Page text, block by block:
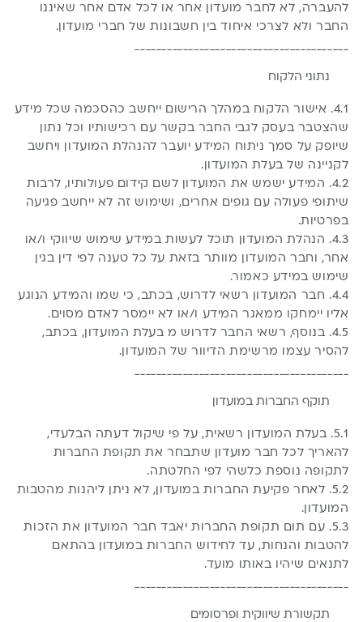
להעברה, לא לחבר מועדון אחר או לכל אדם אחר שאיננו
החבר ולא לצרכי איחוד בין חשבונות של חברי מועדון.
נתוני הלקוח
4.1. אישור הלקוח במהלך הרישום ייחשב כהסכמה שכל מידע
שהצטבר בעסק לגבי החבר בקשר עם רכישותיו וכל נתון
שיופק על סמך ניתוח המידע יועבר להנהלת המועדון ויחשב
לקניינה של בעלת המועדון.
4.2. המידע ישמש את המועדון לשם קידום פעולותיו, לרבות
שיתופי פעולה עם גופים אחרים, ושימוש זה לא ייחשב פגיעה
בפרטיות.
4.3. הנהלת המועדון תוכל לעשות במידע שימוש שיווקי ו/או
אחר, וחבר המועדון מוותר בזאת על כל טענה לפי דין בגין
שימוש במידע כאמור.
4.4. חבר המועדון רשאי לדרוש, בכתב, כי שמו והמידע הנוגע
אליו יימחקו ממאגר המידע ו/או לא יימסר לאדם מסוים.
4.5. בנוסף, רשאי החבר לדרוש מ בעלת המועדון, בכתב,
להסיר עצמו מרשימת הדיוור של המועדון.
תוקף החברות במועדון
5.1. בעלת המועדון רשאית, על פי שיקול דעתה הבלעדי,
להאריך לכל חבר מועדון שתבחר את תקופת החברות
לתקופה נוספת כלשהי לפי החלטתה.
5.2. לאחר פקיעת החברות במועדון, לא ניתן ליהנות מהטבות
המועדון.
5.3. עם תום תקופת החברות יאבד חבר המועדון את הזכות
להטבות והנחות, עד לחידוש החברות במועדון בהתאם
לתנאים שיהיו באותו מועד.
תקשורת שיווקית ופרסומים